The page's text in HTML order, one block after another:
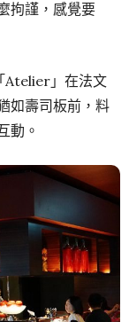
拘謹，感覺要
Atelier」在法文
如壽司板前，料
動。